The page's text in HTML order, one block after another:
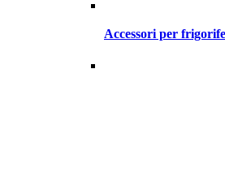
Accessori per